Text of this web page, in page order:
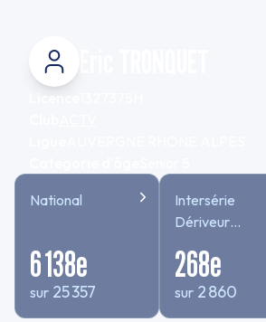
National
6 138e
sur 25 357
Intersérie
Dériveur
COMPENSE
268e
sur 2 860